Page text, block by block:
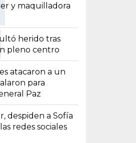
y maquilladora
herido tras
pleno centro
atacaron a un
para
Paz
despiden a Sofía
redes sociales